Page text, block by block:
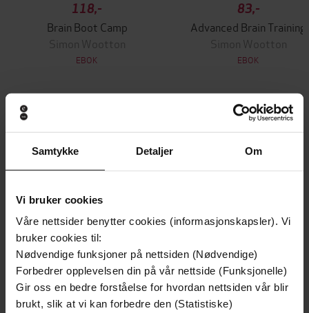
Samtykke Detaljer Om
Vi bruker cookies
Våre nettsider benytter cookies (informasjonskapsler). Vi
bruker cookies til:
Nødvendige funksjoner på nettsiden (Nødvendige)
Forbedrer opplevelsen din på vår nettside (Funksjonelle)
Gir oss en bedre forståelse for hvordan nettsiden vår blir
brukt, slik at vi kan forbedre den (Statistiske)
118,-
Brain Boot Camp
Simon Wootton
EBOK
83,-
Advanced Brain Training
Simon Wootton
EBOK
Andre har også kjøpt
Premium
Premium